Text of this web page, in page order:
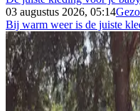
03 augustus 2026, 05:14
Bij warm weer is de juiste